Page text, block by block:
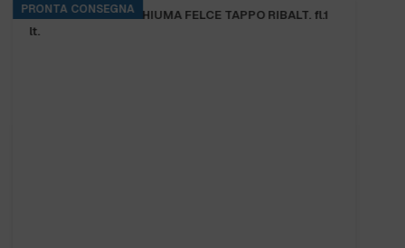
PRONTA CONSEGNA
B.FRESH DOCCIA SHAMPOO FELCE TAPPO RIBALT. fl.1